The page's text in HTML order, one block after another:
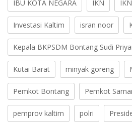
IBU KOTA NEGARA IKN
Investasi Kaltim isran noor
Kepala BKPSDM Bontang Sudi
Kutai Barat minyak goreng
Pemkot Bontang Pemkot
pemprov kaltim polri